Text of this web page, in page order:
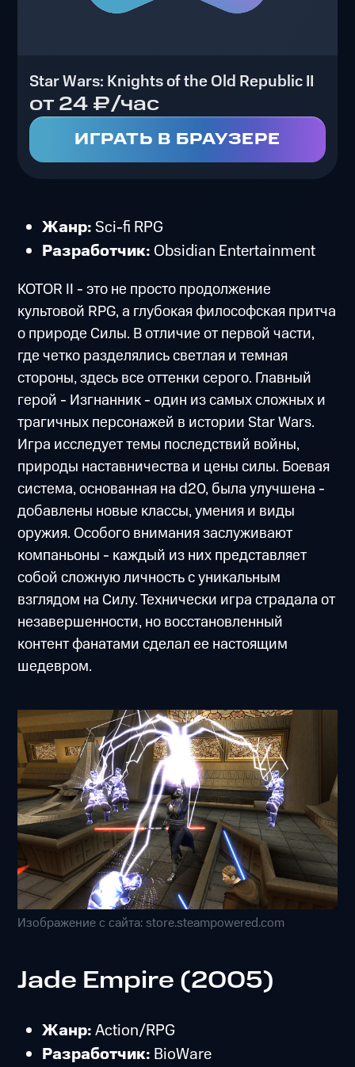
Star Wars: Knights of the Old Republic II
от 24 ₽/час
ИГРАТЬ В БРАУЗЕРЕ
Жанр: Sci-fi RPG
Разработчик: Obsidian Entertainment
КОТOR II - это не просто продолжение
культовой RPG, а глубокая философская притча
о природе Силы. В отличие от первой части,
где четко разделялись светлая и темная
стороны, здесь все оттенки серого. Главный
герой - Изгнанник - один из самых сложных и
трагичных персонажей в истории Star Wars.
Игра исследует темы последствий войны,
природы наставничества и цены силы. Боевая
система, основанная на d20, была улучшена -
добавлены новые классы, умения и виды
оружия. Особого внимания заслуживают
компаньоны - каждый из них представляет
собой сложную личность с уникальным
взглядом на Силу. Технически игра страдала от
незавершенности, но восстановленный
контент фанатами сделал ее настоящим
шедевром.
Изображение с сайта: store.steampowered.com
Jade Empire (2005)
Жанр:Action/RPG
Разработчик: BioWare